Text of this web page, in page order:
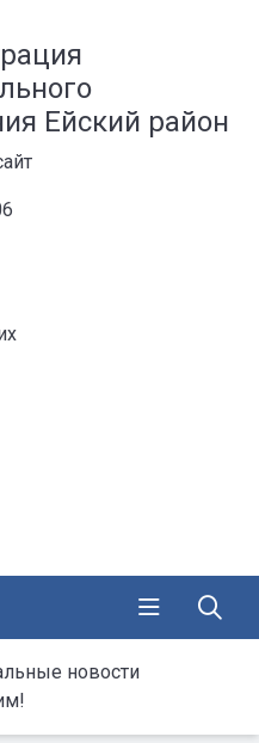
Ейский район
новости